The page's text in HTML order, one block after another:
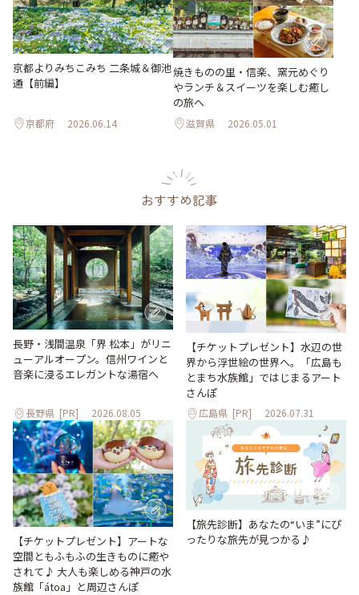
京都よりみちこみち 二条城＆御池
通【前編】
京都府 2026.06.14
焼きものの里・信楽、窯元めぐり
やランチ＆スイーツを楽しむ癒し
の旅へ
滋賀県 2026.05.01
おすすめ記事
長野・浅間温泉「界 松本」がリニ
ューアルオープン。信州ワインと
音楽に浸るエレガントな湯宿へ
長野県 [PR] 2026.08.05
【チケットプレゼント】水辺の世
界から浮世絵の世界へ。「広島も
とまち水族館」ではじまるアート
さんぽ
広島県 [PR] 2026.07.31
【チケットプレゼント】アートな
空間ともふもふの生きものに癒や
されて♪ 大人も楽しめる神戸の水
族館「átoa」と周辺さんぽ
【旅先診断】あなたの“いま”にぴ
ったりな旅先が見つかる♪